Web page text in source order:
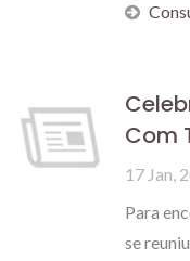
Com
17 Jan,
Para
se